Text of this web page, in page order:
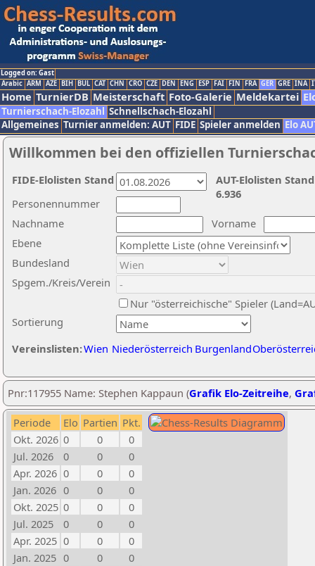
Logged on: Gast
Arabic ARM AZE BIH BUL CAT CHN CRO CZE DEN ENG ESP FAI FIN FRA GER GRE INA
Home TurnierDB Meisterschaft Foto-Galerie Meldekartei
Turnierschach-Elozahl Schnellschach-Elozahl
Allgemeines Turnier anmelden: AUT FIDE Spieler anmelden Elo
Willkommen bei den offiziellen
Nachname
Vorname
Ebene
Sortierung
Personennummer
Bundesland
Spgem./Kreis/Verein
Nur "österreichische" Spieler
Vereinslisten:Wien Niederösterreich Burgenland
AUT-Elolisten
6.936
FIDE-Elolisten Stand
Pnr:117955 Name: Stephen Kappaun (Grafik Elo-Zeitreihe,
Periode Elo Partien Pkt.
Okt. 2026 0 0
0
Jul. 2026
0 0
0
Apr. 2026 0 0
0
Jan. 2026 0 0
0
Okt. 2025 0 0
0
Jul. 2025
0 0
0
Apr. 2025 0 0
0
Jan. 2025 0 0
0